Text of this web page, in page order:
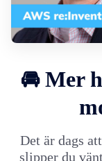
🚘 Mer
Det är dags
slipper du